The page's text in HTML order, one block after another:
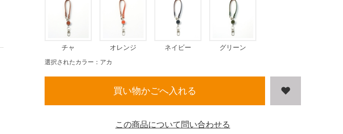
チャ オレンジ ネイビー グリーン
選択されたカラー：アカ
買い物かごへ入れる
この商品について問い合わせる